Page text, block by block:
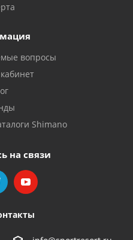
вопросы
Shimano
на связи